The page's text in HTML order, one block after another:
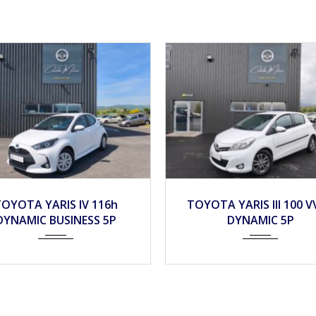
YARIS III 100 VVT-I
DYNAMIC 5P
TOYOTA PROACE CITY
4D 130CH CONFORT